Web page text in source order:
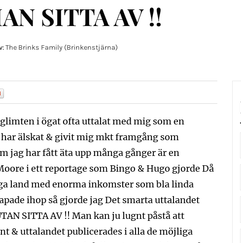
SITTA AV !!
The Brinks Family (Brinkenstjärna)
i ögat ofta uttalat med mig som en
älskat & givit mig mkt framgång som
jag har fått äta upp många gånger är en
i ett reportage som Bingo & Hugo gjorde Då
land med enorma inkomster som bla linda
ihop så gjorde jag Det smarta uttalandet
SITTA AV !! Man kan ju lugnt påstå att
& uttalandet publicerades i alla de möjliga